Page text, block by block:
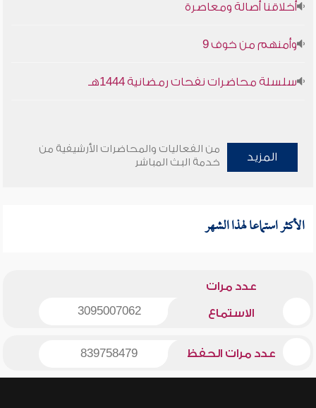
أخلاقنا أصالة ومعاصرة
وأمنهم من خوف 9
سلسلة محاضرات نفحات رمضانية 1444هـ
المزيد
من الفعاليات والمحاضرات الأرشيفية من
خدمة البث المباشر
الأكثر استماعا لهذا الشهر
عدد مرات
الاستماع 3095007062
عدد مرات الحفظ 839758479